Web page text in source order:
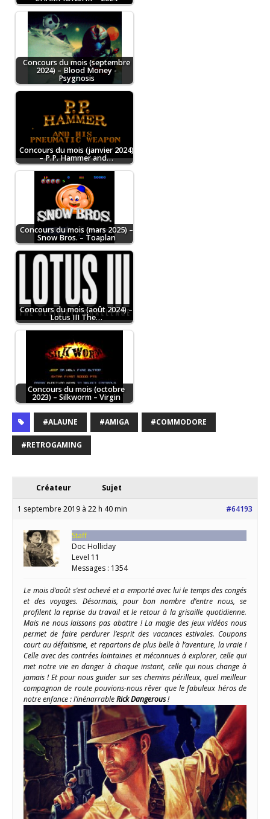
Concours du mois (septembre
2024) – Blood Money -
Psygnosis
Concours du mois (janvier 2024)
– P.P. Hammer and…
Concours du mois (mars 2025) –
Snow Bros. – Toaplan
Concours du mois (août 2024) –
Lotus III The…
Concours du mois (octobre
2023) – Silkworm – Virgin
#ALAUNE #AMIGA #COMMODORE
#RETROGAMING
Créateur Sujet
1 septembre 2019 à 22 h 40 min #64193
Staff
Doc Holliday
Level 11
Messages : 1354
Le mois d’août s’est achevé et a emporté avec lui le temps des congés
et des voyages. Désormais, pour bon nombre d’entre nous, se
profilent la reprise du travail et le retour à la grisaille quotidienne.
Mais ne nous laissons pas abattre ! La magie des jeux vidéos nous
permet de faire perdurer l’esprit des vacances estivales. Coupons
court au défaitisme, et repartons de plus belle à l’aventure, la vraie !
Celle avec des contrées lointaines et méconnues à explorer, celle qui
met notre vie en danger à chaque instant, celle qui nous change à
jamais ! Et pour nous guider sur ses chemins périlleux, quel meilleur
compagnon de route pouvions-nous rêver que le fabuleux héros de
notre enfance : l’inénarrableRick Dangerous!